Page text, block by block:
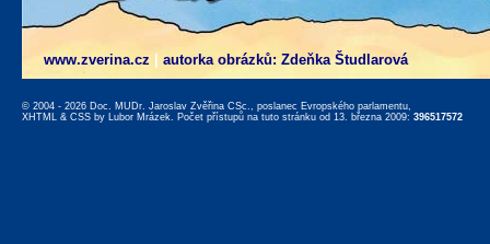
www.zverina.cz autorka obrázků: Zdeňka Študlarová
© 2004 - 2026 Doc. MUDr. Jaroslav Zvěřina CSc., poslanec Evropského parlamentu,
XHTML & CSS by Lubor Mrázek. Počet přístupů na tuto stránku od 13. března 2009: 396517572